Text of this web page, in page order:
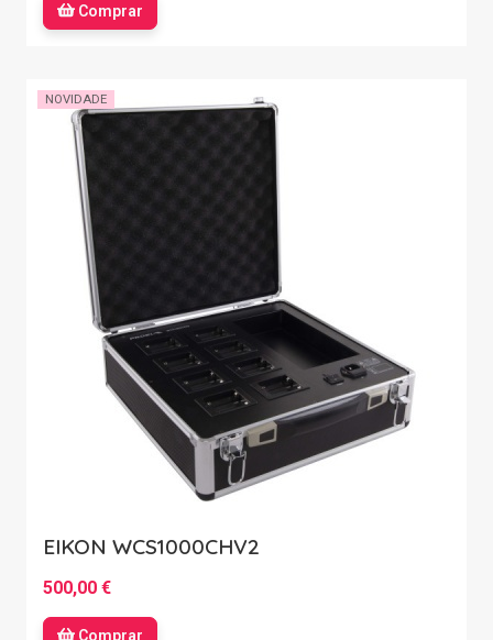
Comprar
NOVIDADE
EIKON WCS1000CHV2
500,00 €
Comprar